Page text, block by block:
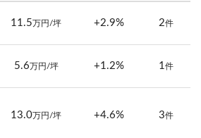
11.5 万円/坪 +2.9% 2件
5.6 万円/坪 +1.2% 1件
13.0 万円/坪 +4.6% 3件